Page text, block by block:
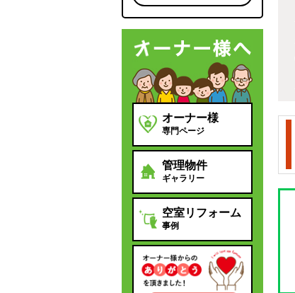
オーナー様
専門ページ
管理物件
ギャラリー
空室リフォーム
事例